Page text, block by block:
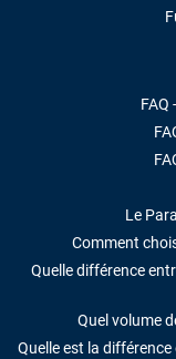
FAQ
Le
Comment
Quelle différence
Quel volume
Quelle est la